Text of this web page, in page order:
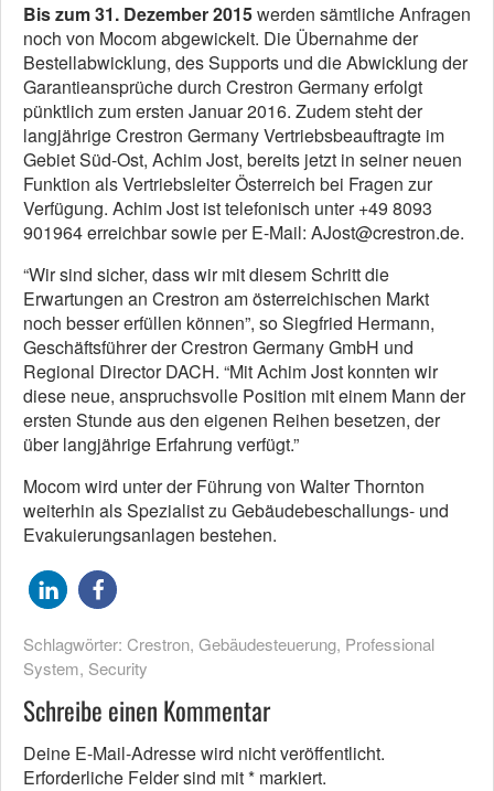
Bis zum 31. Dezember 2015werden sämtliche Anfragen
noch von Mocom abgewickelt. Die Übernahme der
Bestellabwicklung, des Supports und die Abwicklung der
Garantieansprüche durch Crestron Germany erfolgt
pünktlich zum ersten Januar 2016. Zudem steht der
langjährige Crestron Germany Vertriebsbeauftragte im
Gebiet Süd-Ost, Achim Jost, bereits jetzt in seiner neuen
Funktion als Vertriebsleiter Österreich bei Fragen zur
Verfügung. Achim Jost ist telefonisch unter +49 8093
901964 erreichbar sowie per E-Mail: AJost@crestron.de.
“Wir sind sicher, dass wir mit diesem Schritt die
Erwartungen an Crestron am österreichischen Markt
noch besser erfüllen können”, so Siegfried Hermann,
Geschäftsführer der Crestron Germany GmbH und
Regional Director DACH. “Mit Achim Jost konnten wir
diese neue, anspruchsvolle Position mit einem Mann der
ersten Stunde aus den eigenen Reihen besetzen, der
über langjährige Erfahrung verfügt.”
Mocom wird unter der Führung von Walter Thornton
weiterhin als Spezialist zu Gebäudebeschallungs- und
Evakuierungsanlagen bestehen.
Schlagwörter: Crestron, Gebäudesteuerung, Professional
System, Security
Schreibe einen Kommentar
Deine E-Mail-Adresse wird nicht veröffentlicht.
Erforderliche Felder sind mit* markiert.